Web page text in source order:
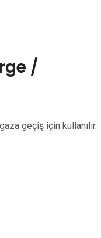
/
geçiş için kullanılır.